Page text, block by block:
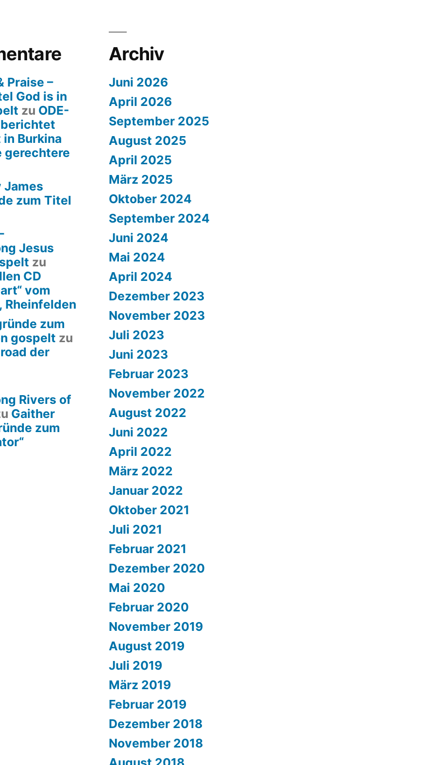
Praise –
God is in
zu ODE-
Burkina
gerechtere
James
zum Titel
Jesus
zu
CD
vom
Rheinfelden
zum
gospelt zu
der
Rivers of
Gaither
zum
Archiv
Juni 2026
April 2026
September 2025
August 2025
April 2025
März 2025
Oktober 2024
September 2024
Juni 2024
Mai 2024
April 2024
Dezember 2023
November 2023
Juli 2023
Juni 2023
Februar 2023
November 2022
August 2022
Juni 2022
April 2022
März 2022
Januar 2022
Oktober 2021
Juli 2021
Februar 2021
Dezember 2020
Mai 2020
Februar 2020
November 2019
August 2019
Juli 2019
März 2019
Februar 2019
Dezember 2018
November 2018